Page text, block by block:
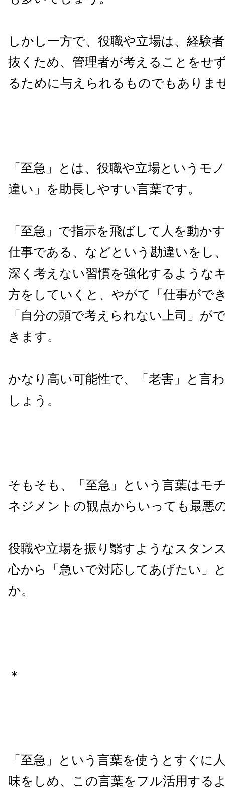
しかし一方で、役職や立場は、経験
抜くため、管理者が考えることをせ
るために与えられるものでもありま
「至急」とは、役職や立場というモ
違い」を助長しやすい言葉です。
「至急」で指示を飛ばして人を動か
仕事である、などという勘違いをし
深く考えない習慣を強化するような
方をしていくと、やがて「仕事がで
「自分の頭で考えられない上司」が
きます。
かなり高い可能性で、「老害」と言
しょう。
そもそも、「至急」という言葉はモ
ネジメントの観点からいっても最悪
役職や立場を振り翳すようなスタン
心から「急いで対応してあげたい」
か。
＊
「至急」という言葉を使うとすぐに
味をしめ、この言葉をフル活用する